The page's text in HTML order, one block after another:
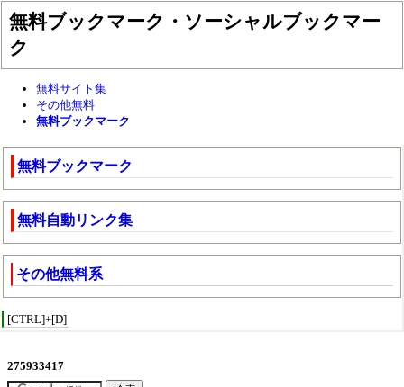
無料ブックマーク・ソーシャルブックマー
ク
無料サイト集
その他無料
無料ブックマーク
無料ブックマーク
無料自動リンク集
その他無料系
[CTRL]+[D]